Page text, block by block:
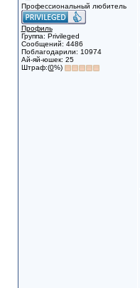
Профессиональный любитель
Профиль
Группа: Privileged
Сообщений: 4486
Поблагодарили: 10974
Ай-яй-юшек: 25
Штраф:(0%)